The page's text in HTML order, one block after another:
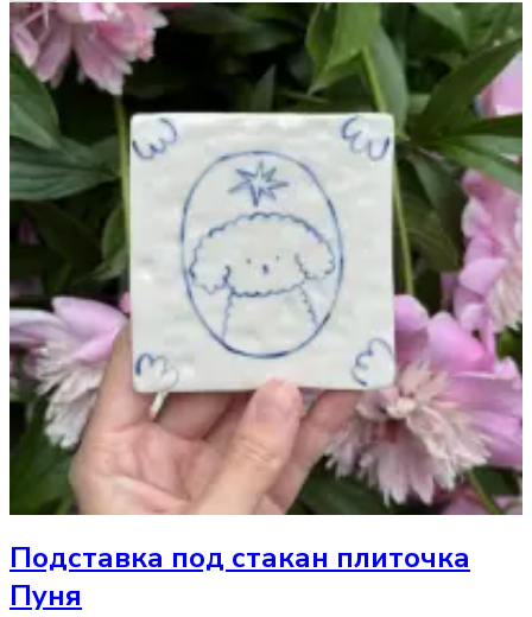
Подставка под стакан плиточка
Пуня